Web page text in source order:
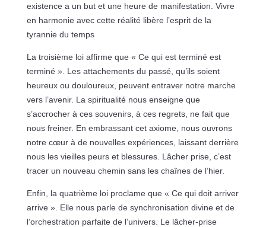
existence a un but et une heure de manifestation. Vivre
en harmonie avec cette réalité libère l’esprit de la
tyrannie du temps
La troisième loi affirme que « Ce qui est terminé est
terminé ». Les attachements du passé, qu’ils soient
heureux ou douloureux, peuvent entraver notre marche
vers l’avenir. La spiritualité nous enseigne que
s’accrocher à ces souvenirs, à ces regrets, ne fait que
nous freiner. En embrassant cet axiome, nous ouvrons
notre cœur à de nouvelles expériences, laissant derrière
nous les vieilles peurs et blessures. Lâcher prise, c’est
tracer un nouveau chemin sans les chaînes de l’hier.
Enfin, la quatrième loi proclame que « Ce qui doit arriver
arrive ». Elle nous parle de synchronisation divine et de
l’orchestration parfaite de l’univers. Le lâcher-prise